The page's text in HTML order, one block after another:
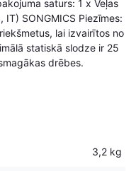
saturs: 1 x Veļas
IT) SONGMICS Piezīmes:
lai izvairītos no
statiskā slodze ir 25
drēbes.
3,2 kg